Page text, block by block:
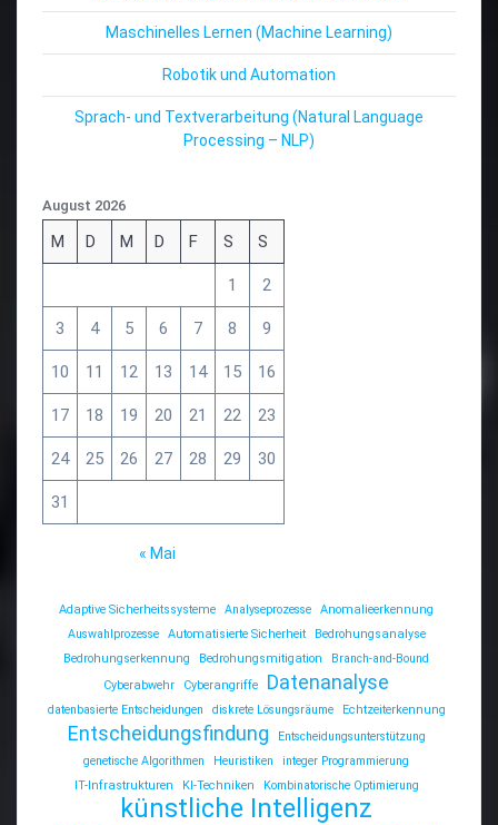
Maschinelles Lernen (Machine Learning)
Robotik und Automation
Sprach- und Textverarbeitung (Natural Language
Processing – NLP)
August 2026
M D M D F S S
1 2
3 4 5 6 7 8 9
10 11 12 13 14 15 16
17 18 19 20 21 22 23
24 25 26 27 28 29 30
31
« Mai
Adaptive Sicherheitssysteme Analyseprozesse
Anomalieerkennung
Auswahlprozesse
Automatisierte Sicherheit
Bedrohungsanalyse
Bedrohungserkennung
Bedrohungsmitigation
Branch-and-Bound
Cyberabwehr
Cyberangriffe Datenanalyse
datenbasierte Entscheidungen diskrete Lösungsräume Echtzeiterkennung
Entscheidungsfindung
Entscheidungsunterstützung
genetische Algorithmen
Heuristiken
integer Programmierung
IT-Infrastrukturen
KI-Techniken Kombinatorische Optimierung
künstliche Intelligenz